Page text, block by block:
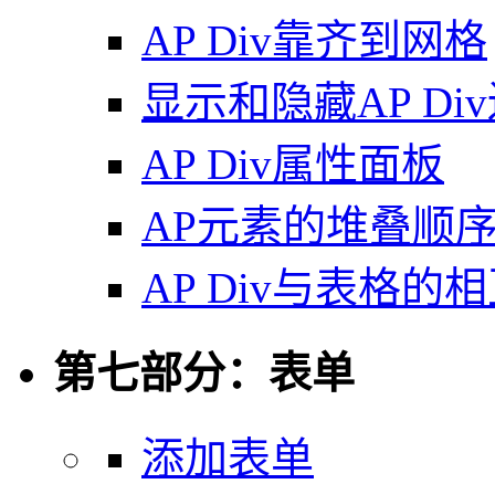
AP Div靠齐到网格
显示和隐藏AP
AP Div属性面板
AP元素的堆叠顺
AP Div与表格的
第七部分：表单
添加表单